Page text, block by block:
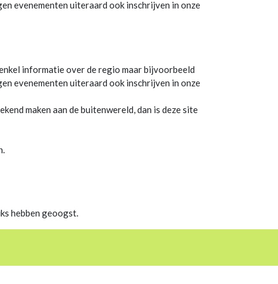
evenementen uiteraard ook inschrijven in onze
informatie over de regio maar bijvoorbeeld
evenementen uiteraard ook inschrijven in onze
maken aan de buitenwereld, dan is deze site
hebben geoogst.